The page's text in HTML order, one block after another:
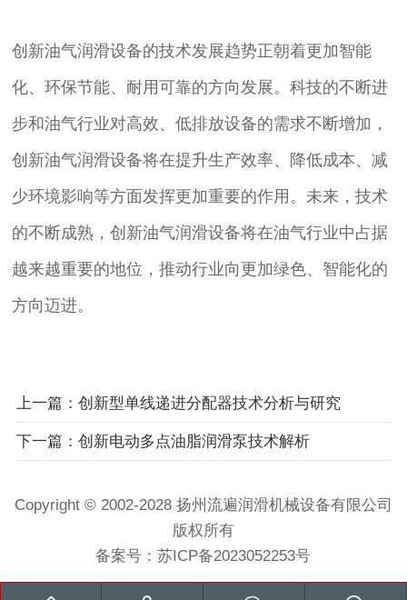
创新油气润滑设备的技术发展趋势正朝着更加智能
化、环保节能、耐用可靠的方向发展。科技的不断进
步和油气行业对高效、低排放设备的需求不断增加，
创新油气润滑设备将在提升生产效率、降低成本、减
少环境影响等方面发挥更加重要的作用。未来，技术
的不断成熟，创新油气润滑设备将在油气行业中占据
越来越重要的地位，推动行业向更加绿色、智能化的
方向迈进。
上一篇：创新型单线递进分配器技术分析与研究
下一篇：创新电动多点油脂润滑泵技术解析
Copyright © 2002-2028 扬州流遍润滑机械设备有限公司
版权所有
备案号：苏ICP备2023052253号